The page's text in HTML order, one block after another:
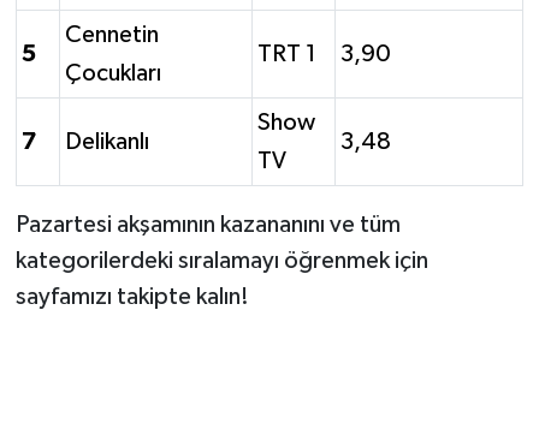
5
Cennetin
Çocukları
TRT 1 3,90
7 Delikanlı
Show
TV
3,48
Pazartesi akşamının kazananını ve tüm
kategorilerdeki sıralamayı öğrenmek için
sayfamızı takipte kalın!